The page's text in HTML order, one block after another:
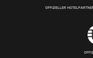
OFFIZIELLER